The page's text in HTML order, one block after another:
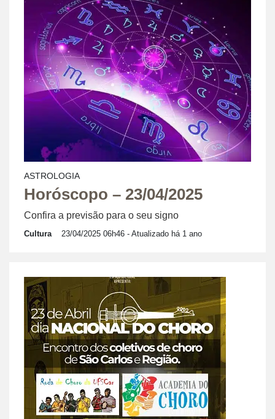
ASTROLOGIA
Horóscopo – 23/04/2025
Confira a previsão para o seu signo
Cultura 23/04/2025 06h46 - Atualizado há 1 ano